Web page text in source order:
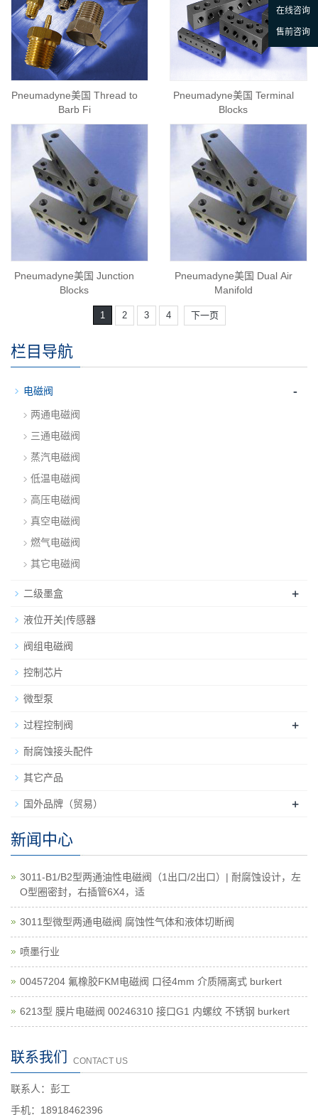
Pneumadyne美国 Thread to
Barb Fi
Pneumadyne美国 Terminal
Blocks
Pneumadyne美国 Junction
Blocks
Pneumadyne美国 Dual Air
Manifold
1 2 3 4 下一页
栏目导航
电磁阀 -
两通电磁阀
三通电磁阀
蒸汽电磁阀
低温电磁阀
高压电磁阀
真空电磁阀
燃气电磁阀
其它电磁阀
二级墨盒 +
液位开关|传感器
阀组电磁阀
控制芯片
微型泵
过程控制阀 +
耐腐蚀接头配件
其它产品
国外品牌（贸易） +
新闻中心
3011-B1/B2型两通油性电磁阀（1出口/2出口）| 耐腐蚀设计，左
O型圈密封，右插管6X4，适
3011型微型两通电磁阀 腐蚀性气体和液体切断阀
喷墨行业
00457204 氟橡胶FKM电磁阀 口径4mm 介质隔离式 burkert
6213型 膜片电磁阀 00246310 接口G1 内螺纹 不锈钢 burkert
联系我们 CONTACT US
联系人：彭工
手机：18918462396